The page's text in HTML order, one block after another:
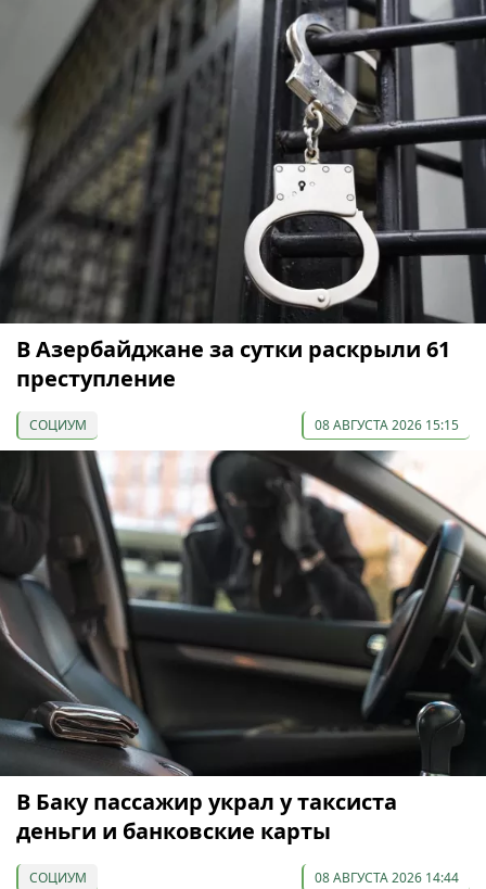
В Азербайджане за сутки раскрыли 61
преступление
СОЦИУМ 08 АВГУСТА 2026 15:15
В Баку пассажир украл у таксиста
деньги и банковские карты
СОЦИУМ 08 АВГУСТА 2026 14:44